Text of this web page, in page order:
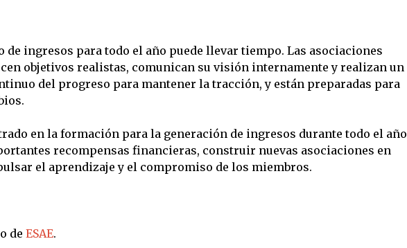
de ingresos para todo el año puede llevar tiempo. Las asociaciones
objetivos realistas, comunican su visión internamente y realizan un
del progreso para mantener la tracción, y están preparadas para
en la formación para la generación de ingresos durante todo el año
recompensas financieras, construir nuevas asociaciones en
el aprendizaje y el compromiso de los miembros.
de ESAE.